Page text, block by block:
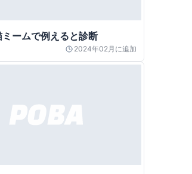
ームで例えると診断
2024年02月 に追加